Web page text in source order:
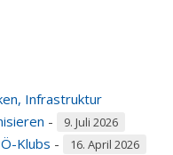
Infrastruktur
- 9. Juli 2026
Klubs - 16. April 2026